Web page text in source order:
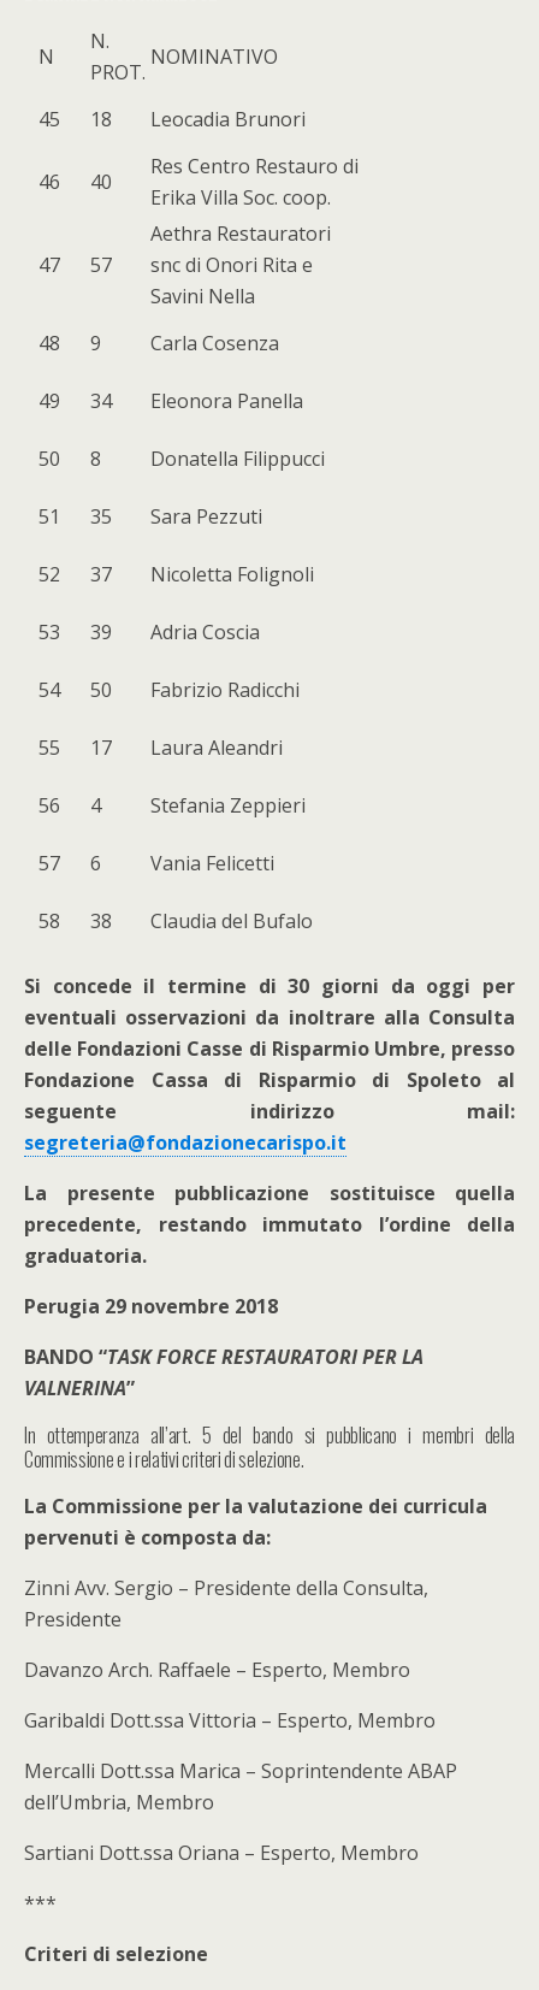
N
N.
PROT.
NOMINATIVO
45 18 Leocadia Brunori
46 40
Res Centro Restauro di
Erika Villa Soc. coop.
47 57
Aethra Restauratori
snc di Onori Rita e
Savini Nella
48
9 Carla Cosenza
49 34 Eleonora Panella
50 8 Donatella Filippucci
51 35 Sara Pezzuti
52 37 Nicoletta Folignoli
53 39 Adria Coscia
54 50 Fabrizio Radicchi
55 17 Laura Aleandri
56 4 Stefania Zeppieri
57 6 Vania Felicetti
58 38 Claudia del Bufalo
Si concede il termine di 30 giorni da oggi per
eventuali osservazioni da inoltrare alla Consulta
delle Fondazioni Casse di Risparmio Umbre, presso
Fondazione Cassa di Risparmio di Spoleto al
seguente indirizzo mail:
segreteria@fondazionecarispo.it
La presente pubblicazione sostituisce quella
precedente, restando immutato l’ordine della
graduatoria.
Perugia 29 novembre 2018
BANDO “TASK FORCE RESTAURATORI PER LA
VALNERINA”
In ottemperanza all’art. 5 del bando si pubblicano i membri della
Commissione e i relativi criteri di selezione.
La Commissione per la valutazione dei curricula
pervenuti è composta da:
Zinni Avv. Sergio – Presidente della Consulta,
Presidente
Davanzo Arch. Raffaele – Esperto, Membro
Garibaldi Dott.ssa Vittoria – Esperto, Membro
Mercalli Dott.ssa Marica – Soprintendente ABAP
dell’Umbria, Membro
Sartiani Dott.ssa Oriana – Esperto, Membro
***
Criteri di selezione